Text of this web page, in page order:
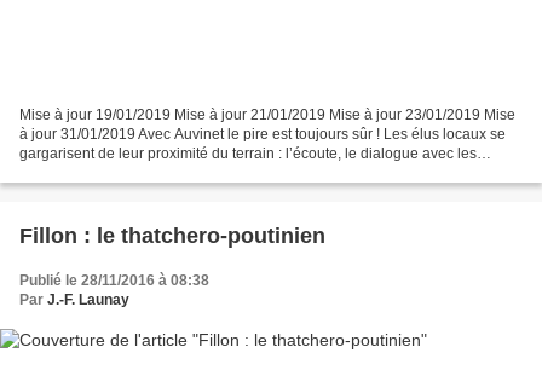
Mise à jour 19/01/2019 Mise à jour 21/01/2019 Mise à jour 23/01/2019 Mise
à jour 31/01/2019 Avec Auvinet le pire est toujours sûr ! Les élus locaux se
gargarisent de leur proximité du terrain : l’écoute, le dialogue avec les
Fillon : le thatchero-poutinien
Publié le 28/11/2016 à 08:38
Par J.-F. Launay